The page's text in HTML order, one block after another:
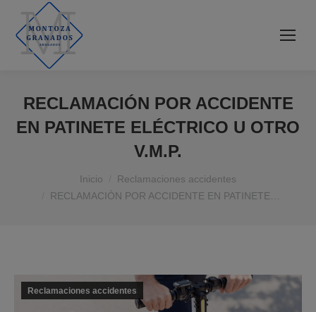
Buscar:
RECLAMACIÓN POR ACCIDENTE
EN PATINETE ELÉCTRICO U OTRO
V.M.P.
Inicio
Reclamaciones accidentes
RECLAMACIÓN POR ACCIDENTE EN PATINETE…
Reclamaciones accidentes